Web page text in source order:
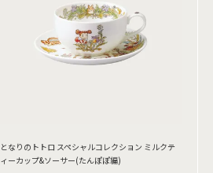
となりのトトロ スペシャルコレクション ミルクテ
ィーカップ&ソーサー(たんぽぽ編)